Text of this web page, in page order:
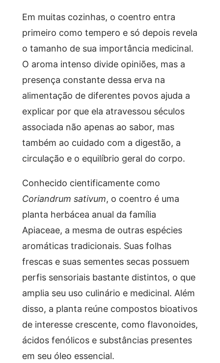
Em muitas cozinhas, o coentro entra
primeiro como tempero e só depois revela
o tamanho de sua importância medicinal.
O aroma intenso divide opiniões, mas a
presença constante dessa erva na
alimentação de diferentes povos ajuda a
explicar por que ela atravessou séculos
associada não apenas ao sabor, mas
também ao cuidado com a digestão, a
circulação e o equilíbrio geral do corpo.
Conhecido cientificamente como
Coriandrum sativum, o coentro é uma
planta herbácea anual da família
Apiaceae, a mesma de outras espécies
aromáticas tradicionais. Suas folhas
frescas e suas sementes secas possuem
perfis sensoriais bastante distintos, o que
amplia seu uso culinário e medicinal. Além
disso, a planta reúne compostos bioativos
de interesse crescente, como flavonoides,
ácidos fenólicos e substâncias presentes
em seu óleo essencial.